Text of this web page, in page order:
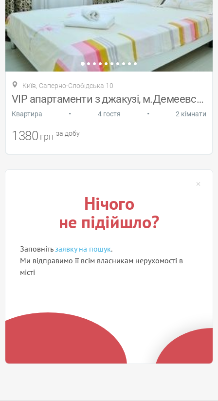
Київ, Саперно-Слобідська 10
VIP апартаменти з джакузі, м.Демеевская
Квартира • 4 гостя • 2 кімнати
1380 грн за добу
Нічого
не підійшло?
Заповнітьзаявку на пошук.
Ми відправимо її всім власникам нерухомості в
місті